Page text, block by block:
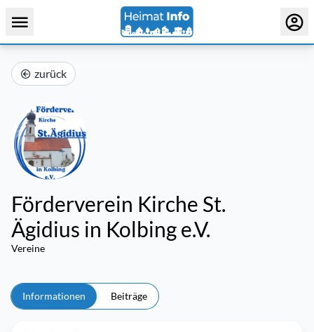
zurück
Förderverein Kirche St.
Ägidius in Kolbing e.V.
Vereine
Informationen Beiträge